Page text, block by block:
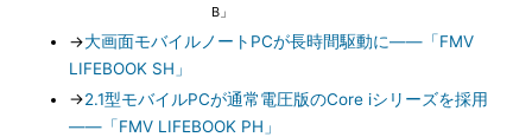
B」
→大画面モバイルノートPCが長時間駆動に――「FMV
LIFEBOOK SH」
→2.1型モバイルPCが通常電圧版のCore iシリーズを採用
――「FMV LIFEBOOK PH」